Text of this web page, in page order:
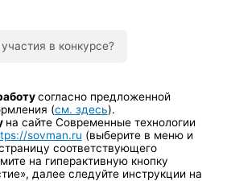
в конкурсе?
согласно предложенной
(см. здесь).
на сайте Современные технологии
sovman.ru (выберите в меню и
соответствующего
на гиперактивную кнопку
далее следуйте инструкции на